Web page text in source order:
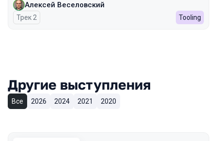
Алексей Веселовский
Трек 2 Tooling
Другие выступления
Все 2026 2024 2021 2020